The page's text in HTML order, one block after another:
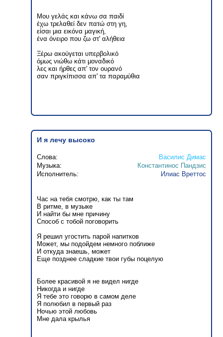
Μου γελάς και κάνω σα παιδί
έχω τρελαθεί δεν πατώ στη γη,
είσαι μια εικόνα μαγική,
ένα όνειρο που ζω στ' αλήθεια
Ξέρω ακούγεται υπερβολικό
όμως νιώθω κάτι μοναδικό
λες και ήρθες απ' τον ουρανό
σαν πριγκίπισσα απ' τα παραμύθια
И я лечу высоко
Слова:
Василис Димас
Музыка:
Константинос Пандзис
Исполнитель:
Илиас Вреттос
Час на тебя смотрю, как ты там
В ритме, в музыке
И найти бы мне причину
Способ с тобой поговорить
Я решил угостить парой напитков
Может, мы подойдем немного поближе
И откуда знаешь, может
Еще позднее сладкие твои губы поцелую
Более красивой я не видел нигде
Никогда и нигде
Я тебе это говорю в самом деле
Я полюбил в первый раз
Ночью этой любовь
Мне дала крылья